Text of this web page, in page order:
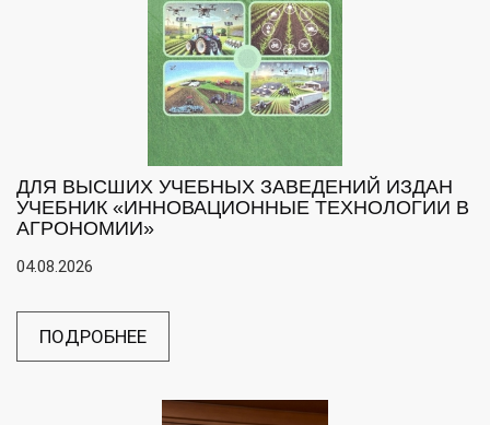
ДЛЯ ВЫСШИХ УЧЕБНЫХ ЗАВЕДЕНИЙ ИЗДАН
УЧЕБНИК «ИННОВАЦИОННЫЕ ТЕХНОЛОГИИ В
АГРОНОМИИ»
04.08.2026
ПОДРОБНЕЕ